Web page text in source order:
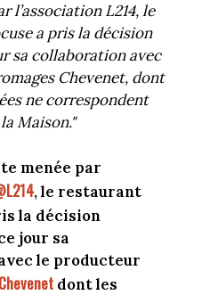
l’association L214, le
a pris la décision
sa collaboration avec
Chevenet, dont
ne correspondent
Maison."
menée par
, le restaurant
la décision
jour sa
le producteur
dont les